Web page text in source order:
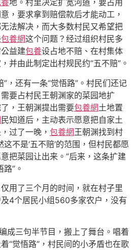
地。村里决定扩宽河道，要占用
，要求拿到赔偿款后才能动工，
法解决，而大多数村民又希望把
包養網这个问题？经过组织村民多
益建包養设占地不赔、在村集体
并由此制定出村规民约“五不赔”。
，还有一条“觉悟路”。村民们还记
要占村民王朝渊家的菜园地扩
，王朝渊提出需要包養網土地置
民知道后，主动表示愿意把自家土
过了一晚， 包養網王朝渊找到村
不是‘五不赔’的范围，但村民都愿
把菜园让出来。”后来，这条扩建
”。
用了三个月的时间，就在村子里
4个居民小组560多家农户，没有
成三句半节目，搬上了舞台。唱着
“觉悟路”，村民间的小矛盾也在歌